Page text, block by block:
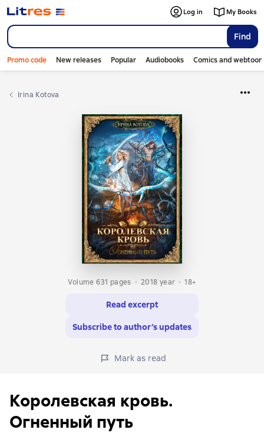
Find
Log in My Books
Promo code New releases Popular Audiobooks Comics and
Irina Kotova
Volume 631 pages 2018 year 18+
Read excerpt
Subscribe to author’s updates
Mark as read
Королевская кровь.
Огненный путь